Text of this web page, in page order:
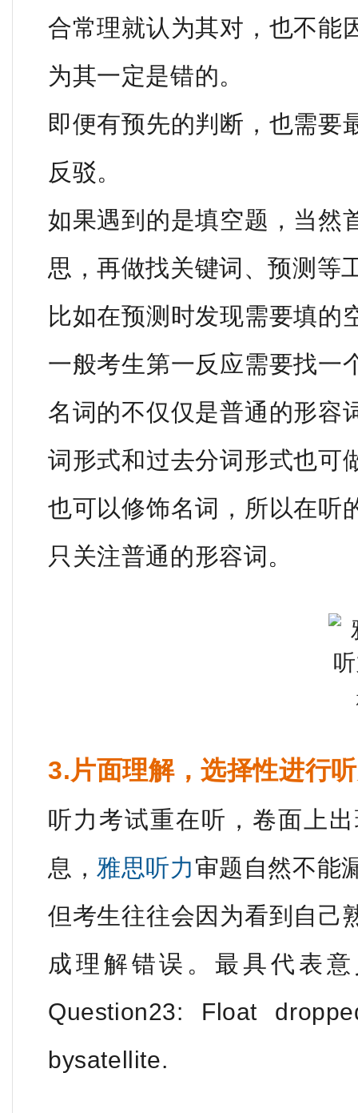
合常理就认为其对，也不能
为其一定是错的。
即便有预先的判断，也需要
反驳。
如果遇到的是填空题，当然
思，再做找关键词、预测等
比如在预测时发现需要填的
一般考生第一反应需要找一
名词的不仅仅是普通的形容
词形式和过去分词形式也可
也可以修饰名词，所以在听
只关注普通的形容词。
3.片面理解，选择性进行
听力考试重在听，卷面上
息， 雅思听力审题自然不能
但考生往往会因为看到自己
成理解错误。最具代表
Question23: Float
bysatellite.